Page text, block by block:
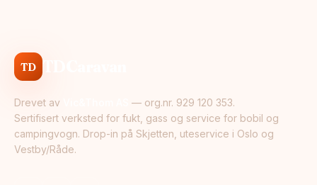
TD
Drevet av
— org.nr. 929 120 353.
Sertifisert verksted for fukt, gass og service for bobil og
campingvogn. Drop-in på Skjetten, uteservice i Oslo og
Vestby/Råde.